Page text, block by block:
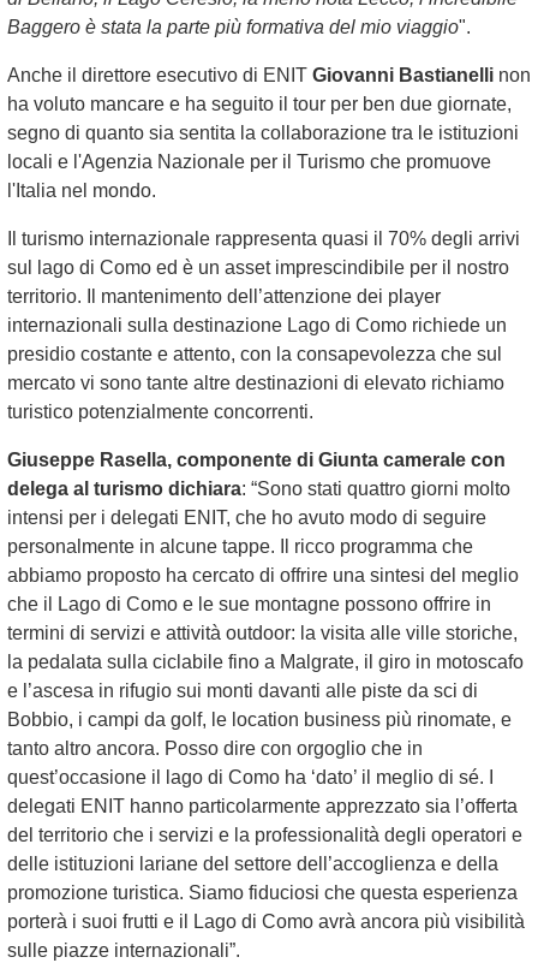
Baggero è stata la parte più formativa del mio viaggio".
Anche il direttore esecutivo di ENIT Giovanni Bastianelli non
ha voluto mancare e ha seguito il tour per ben due giornate,
segno di quanto sia sentita la collaborazione tra le istituzioni
locali e l'Agenzia Nazionale per il Turismo che promuove
l'Italia nel mondo.
Il turismo internazionale rappresenta quasi il 70% degli arrivi
sul lago di Como ed è un asset imprescindibile per il nostro
territorio. Il mantenimento dell’attenzione dei player
internazionali sulla destinazione Lago di Como richiede un
presidio costante e attento, con la consapevolezza che sul
mercato vi sono tante altre destinazioni di elevato richiamo
turistico potenzialmente concorrenti.
Giuseppe Rasella, componente di Giunta camerale con
delega al turismo dichiara: “Sono stati quattro giorni molto
intensi per i delegati ENIT, che ho avuto modo di seguire
personalmente in alcune tappe. Il ricco programma che
abbiamo proposto ha cercato di offrire una sintesi del meglio
che il Lago di Como e le sue montagne possono offrire in
termini di servizi e attività outdoor: la visita alle ville storiche,
la pedalata sulla ciclabile fino a Malgrate, il giro in motoscafo
e l’ascesa in rifugio sui monti davanti alle piste da sci di
Bobbio, i campi da golf, le location business più rinomate, e
tanto altro ancora. Posso dire con orgoglio che in
quest’occasione il lago di Como ha ‘dato’ il meglio di sé. I
delegati ENIT hanno particolarmente apprezzato sia l’offerta
del territorio che i servizi e la professionalità degli operatori e
delle istituzioni lariane del settore dell’accoglienza e della
promozione turistica. Siamo fiduciosi che questa esperienza
porterà i suoi frutti e il Lago di Como avrà ancora più visibilità
sulle piazze internazionali”.